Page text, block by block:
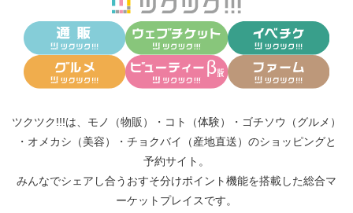
ツクツク!!!は、 モノ（物販） ・ コト（体験） ・ ゴチソウ（グルメ）
・ オメカシ（美容） ・ チョクバイ（産地直送） のショッピングと
予約サイト。
みんなでシェアし合う おすそ分けポイント機能を搭載した総合マ
ーケットプレイスです。